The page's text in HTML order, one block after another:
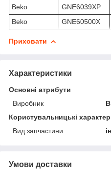
Beko
GNE6039XP
Beko
GNE60500X
Приховати
Характеристики
Основні атрибути
Виробник
Користувальницькі
Вид запчастини
Умови доставки